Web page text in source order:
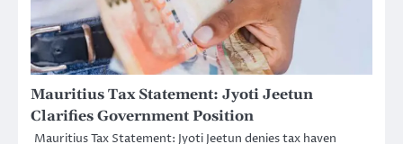
Mauritius Tax Statement: Jyoti Jeetun
Clarifies Government Position
Mauritius Tax Statement: Jyoti Jeetun denies tax haven